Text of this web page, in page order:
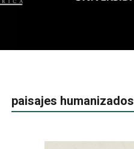
paisajes humanizados